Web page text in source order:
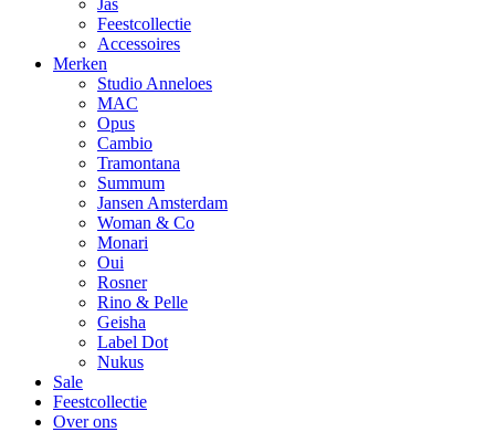
Jas
Feestcollectie
Accessoires
Merken
Studio Anneloes
MAC
Opus
Cambio
Tramontana
Summum
Jansen Amsterdam
Woman & Co
Monari
Oui
Rosner
Rino & Pelle
Geisha
Label Dot
Nukus
Sale
Feestcollectie
Over ons